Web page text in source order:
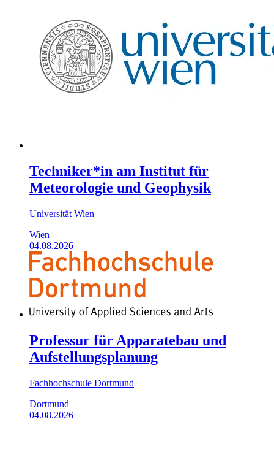
Techniker*in am Institut für
Meteorologie und Geophysik
Universität Wien
Wien
04.08.2026
Professur für Apparatebau und
Aufstellungsplanung
Fachhochschule Dortmund
Dortmund
04.08.2026